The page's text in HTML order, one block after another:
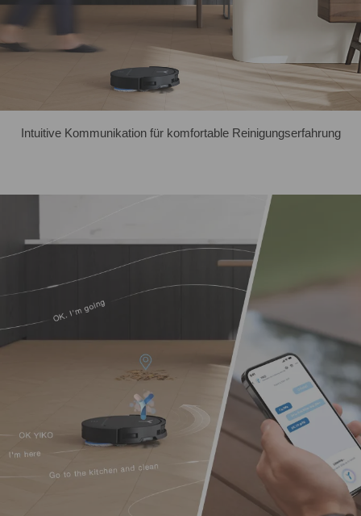
Intuitive Kommunikation für komfortable Reinigungserfahrung